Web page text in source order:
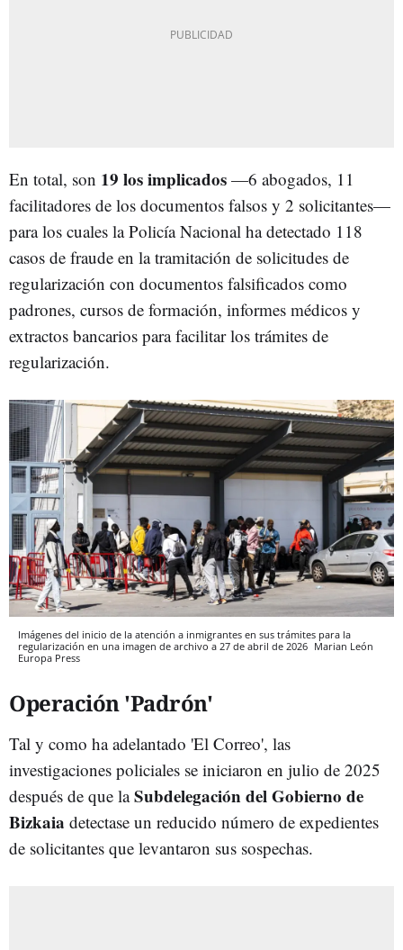
En total, son 19 los implicados —6 abogados, 11
facilitadores de los documentos falsos y 2 solicitantes—
para los cuales la Policía Nacional ha detectado 118
casos de fraude en la tramitación de solicitudes de
regularización con documentos falsificados como
padrones, cursos de formación, informes médicos y
extractos bancarios para facilitar los trámites de
regularización.
Imágenes del inicio de la atención a inmigrantes en sus trámites para la
regularización en una imagen de archivo a 27 de abril de 2026 Marian León
Europa Press
Operación 'Padrón'
Tal y como ha adelantado 'El Correo', las
investigaciones policiales se iniciaron en julio de 2025
después de que laSubdelegación del Gobierno de
Bizkaia detectase un reducido número de expedientes
de solicitantes que levantaron sus sospechas.